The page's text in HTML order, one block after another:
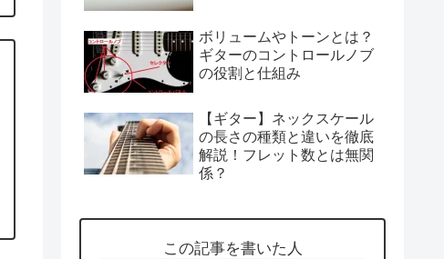
ボリュームやトーンとは？
ギターのコントロールノブ
の役割と仕組み
【ギター】ネックスケール
の長さの種類と違いを徹底
解説！フレット数とは無関
係？
この記事を書いた人